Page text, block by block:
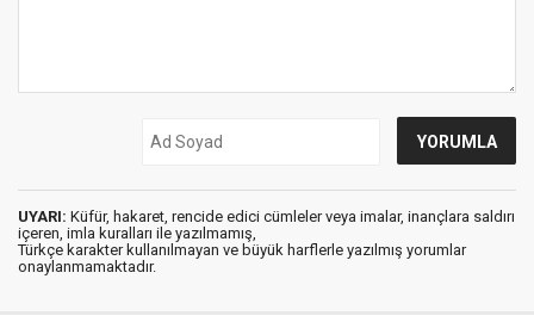
UYARI: Küfür, hakaret, rencide edici cümleler veya imalar, inançlara saldırı
içeren, imla kuralları ile yazılmamış,
Türkçe karakter kullanılmayan ve büyük harflerle yazılmış yorumlar
onaylanmamaktadır.